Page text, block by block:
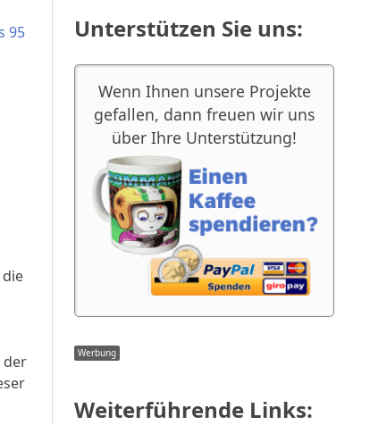
95
der
Unterstützen Sie uns:
Wenn Ihnen unsere Projekte
gefallen, dann freuen wir uns
über Ihre Unterstützung!
Weiterführende Links: